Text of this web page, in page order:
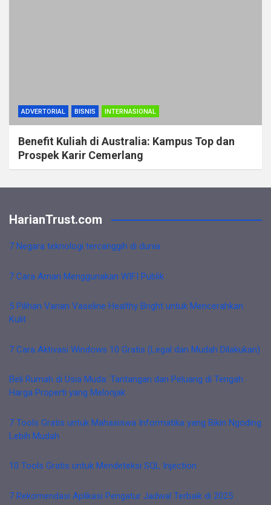
ADVERTORIAL BISNIS INTERNASIONAL
Benefit Kuliah di Australia: Kampus Top dan
Prospek Karir Cemerlang
HarianTrust.com
7 Negara teknologi tercanggih di dunia
7 Cara Aman Menggunakan WIFI Publik
5 Pilihan Varian Vaseline Healthy Bright untuk Mencerahkan
Kulit
7 Cara Aktivasi Windows 10 Gratis (Legal dan Mudah Dilakukan)
Beli Rumah di Usia Muda: Tantangan dan Peluang di Tengah
Harga Properti yang Melonjak
7 Tools Gratis untuk Mahasiswa Informatika yang Bikin Ngoding
Lebih Mudah
10 Tools Gratis untuk Mendeteksi SQL Injection
7 Rekomendasi Aplikasi Pengatur Jadwal Terbaik di 2025